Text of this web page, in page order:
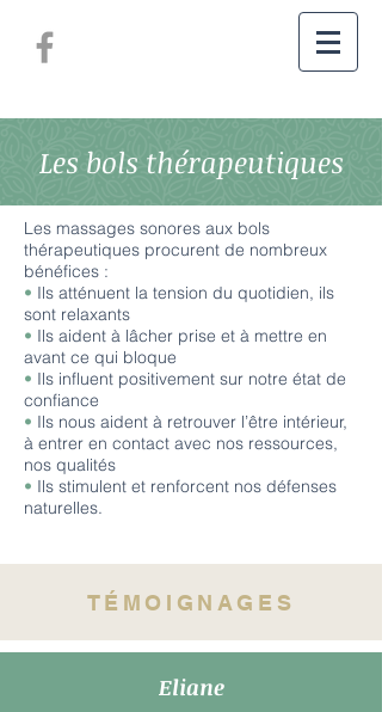
Les bols thérapeutiques
Les massages sonores aux bols
thérapeutiques procurent de nombreux
bénéfices :
• Ils atténuent la tension du quotidien, ils
sont relaxants
• Ils aident à lâcher prise et à mettre en
avant ce qui bloque
• Ils influent positivement sur notre état de
confiance
• Ils nous aident à retrouver l’être intérieur,
à entrer en contact avec nos ressources,
nos qualités
• Ils stimulent et renforcent nos défenses
naturelles.
TÉMOIGNAGES
Eliane